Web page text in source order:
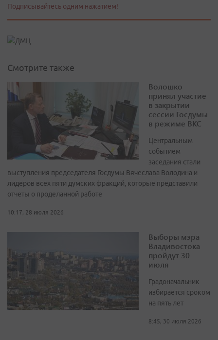
Подписывайтесь одним нажатием!
Смотрите также
Волошко
принял участие
в закрытии
сессии Госдумы
в режиме ВКС
Центральным
событием
заседания стали
выступления председателя Госдумы Вячеслава Володина и
лидеров всех пяти думских фракций, которые представили
отчеты о проделанной работе
10:17, 28 июля 2026
Выборы мэра
Владивостока
пройдут 30
июля
Градоначальник
избирается сроком
на пять лет
8:45, 30 июля 2026